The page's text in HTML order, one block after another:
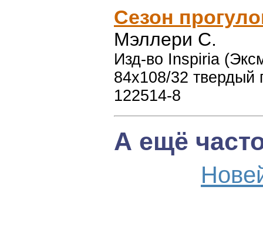
Сезон
Мэллери С.
Изд-во Inspiria
84x108/32 твердый
122514-8
А ещё